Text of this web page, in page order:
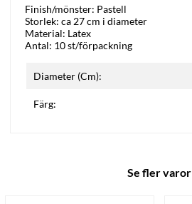
Finish/mönster: Pastell
Storlek: ca 27 cm i diameter
Material: Latex
Antal: 10 st/förpackning
Diameter (Cm):
Färg:
Se fler varor